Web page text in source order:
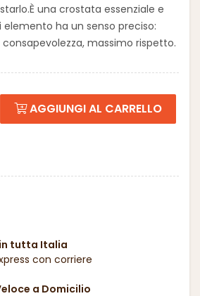
È una crostata essenziale e
elemento ha un senso preciso:
massimo rispetto.
AGGIUNGI AL CARRELLO
tutta Italia
con corriere
a Domicilio